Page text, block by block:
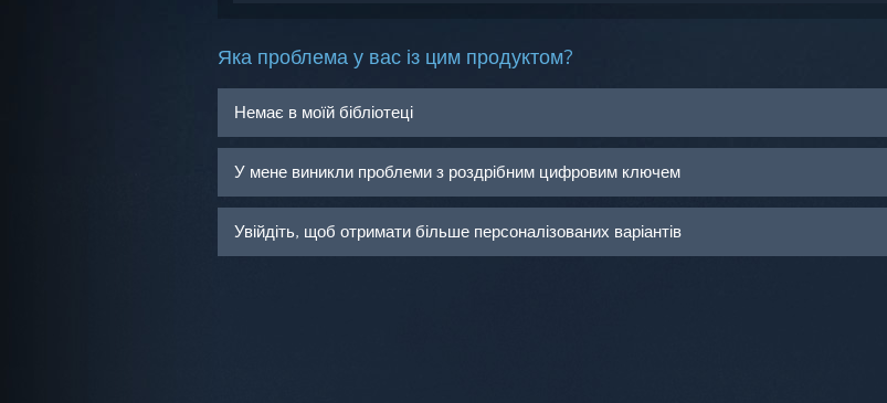
Яка проблема у вас із цим продуктом?
Немає в моїй бібліотеці
У мене виникли проблеми з роздрібним цифровим ключем
Увійдіть, щоб отримати більше персоналізованих варіантів